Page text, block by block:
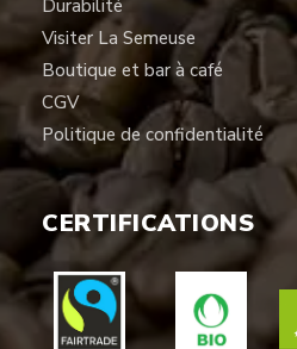
Durabilité
Visiter La Semeuse
Boutique et bar à café
CGV
Politique de confidentialité
CERTIFICATIONS